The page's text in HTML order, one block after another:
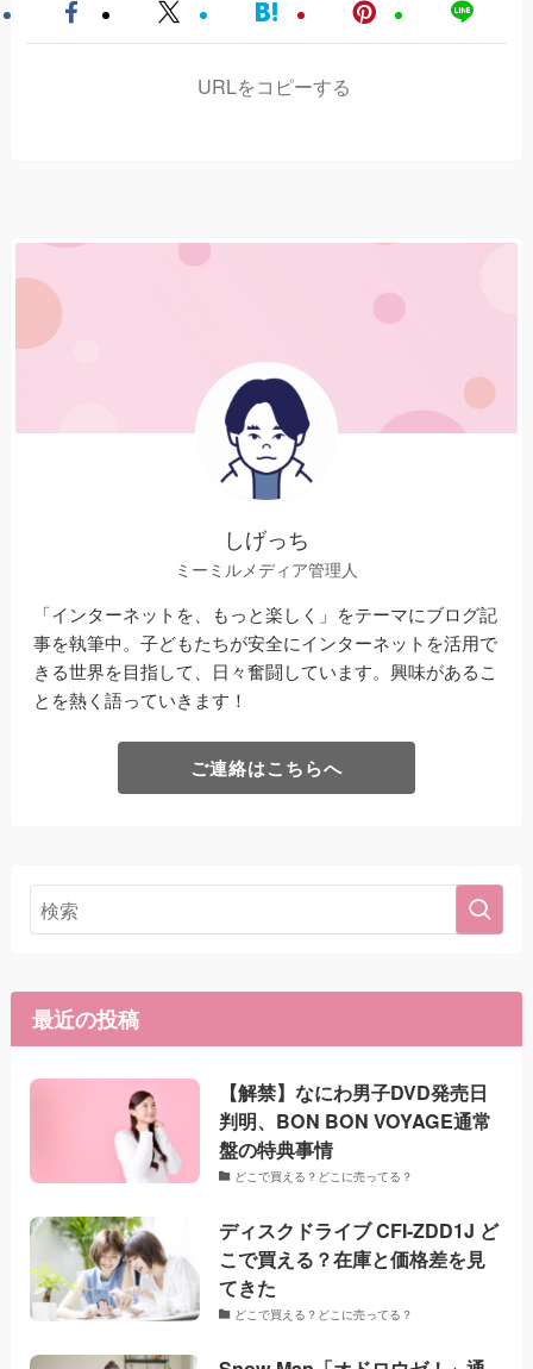
URLをコピーする
しげっち
ミーミルメディア管理人
「インターネットを、もっと楽しく」をテーマにブログ記
事を執筆中。子どもたちが安全にインターネットを活用で
きる世界を目指して、日々奮闘しています。興味があるこ
とを熱く語っていきます！
ご連絡はこちらへ
最近の投稿
【解禁】なにわ男子DVD発売日
判明、BON BON VOYAGE通常
盤の特典事情
どこで買える？どこに売ってる？
ディスクドライブ CFI-ZDD1J ど
こで買える？在庫と価格差を見
てきた
どこで買える？どこに売ってる？